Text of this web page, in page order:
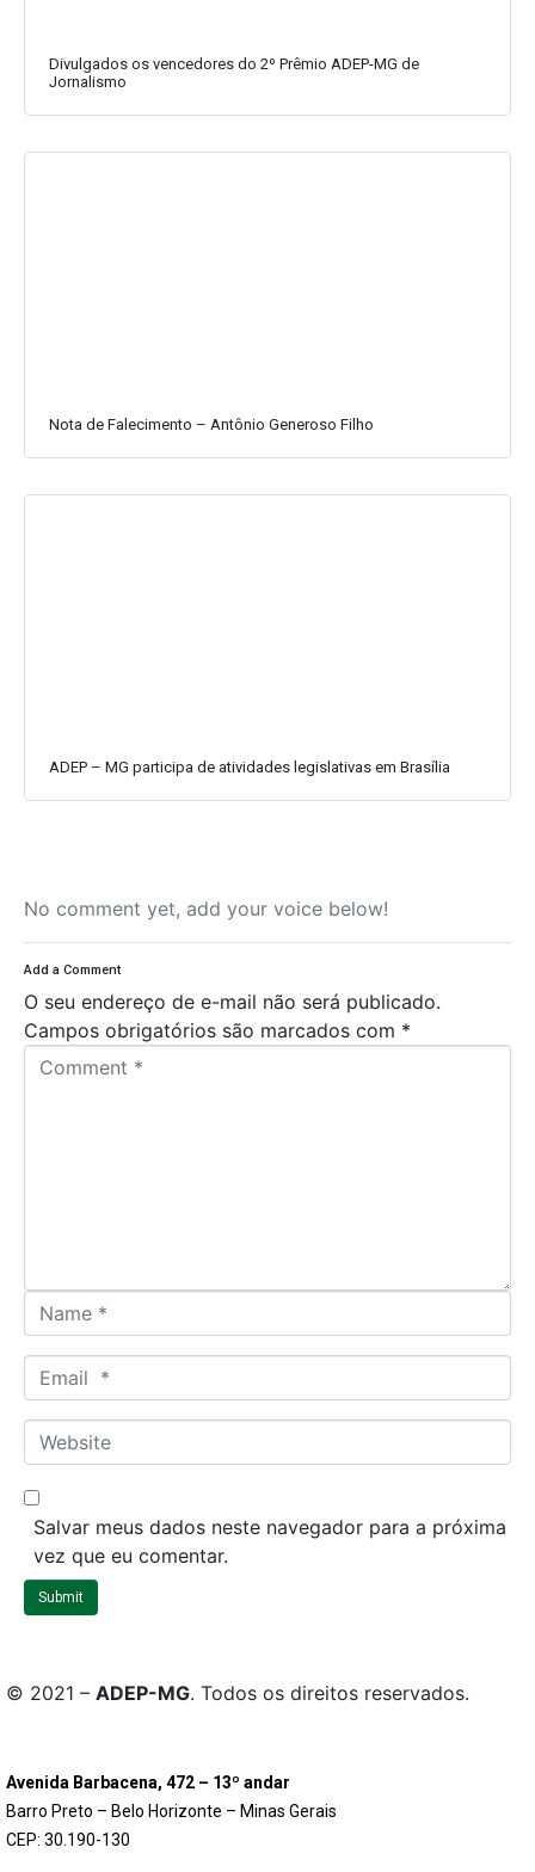
Divulgados os vencedores do 2º Prêmio ADEP-MG de
Jornalismo
Nota de Falecimento – Antônio Generoso Filho
ADEP – MG participa de atividades legislativas em Brasília
No comment yet, add your voice below!
Add a Comment
O seu endereço de e-mail não será publicado.
Campos obrigatórios são marcados com *
a
m
*
m
a
*
W
e
b
t
Salvar meus dados neste navegador para a próxima
vez que eu comentar.
Submit
© 2021 – ADEP-MG. Todos os direitos reservados.
Avenida Barbacena, 472 – 13º andar
Barro Preto – Belo Horizonte – Minas Gerais
CEP: 30.190-130